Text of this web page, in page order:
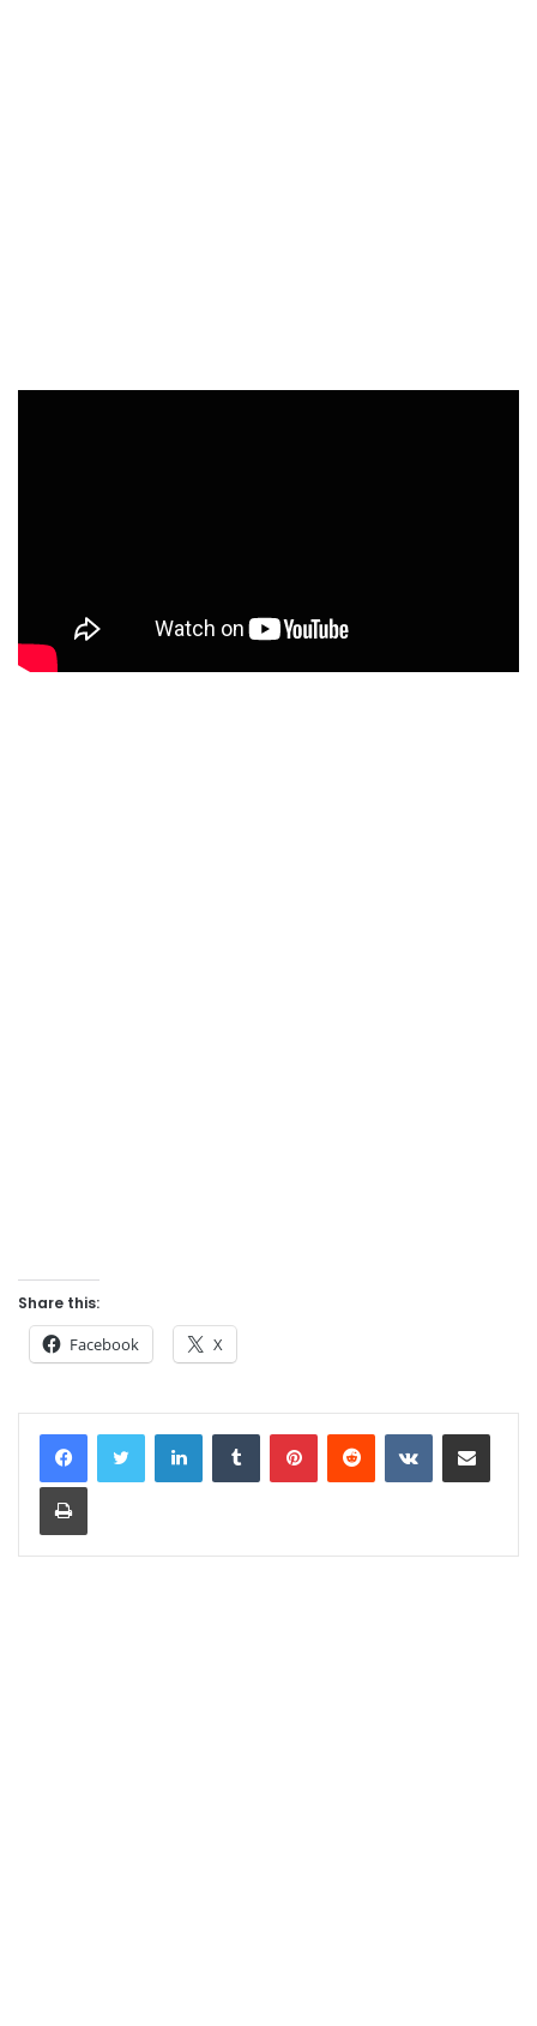
Share this:
Facebook X
LinkedInTumblr PinterestReddit VKontakteShare via Email
Print